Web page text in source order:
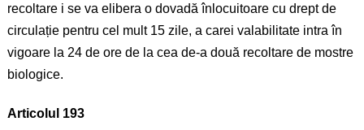
recoltare i se va elibera o dovadă înlocuitoare cu drept de
circulație pentru cel mult 15 zile, a carei valabilitate intra în
vigoare la 24 de ore de la cea de-a două recoltare de mostre
biologice.
Articolul 193